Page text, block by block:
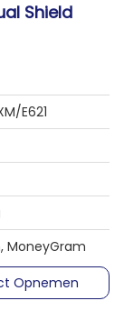
Shield
E621
MoneyGram
Opnemen